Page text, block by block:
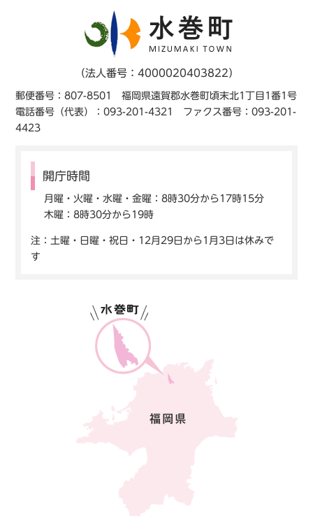
（法人番号：4000020403822）
郵便番号：807-8501 福岡県遠賀郡水巻町頃末北1丁目1番1号
電話番号（代表）：093-201-4321 ファクス番号：093-201-
4423
開庁時間
月曜・火曜・水曜・金曜：8時30分から17時15分
木曜：8時30分から19時
注：土曜・日曜・祝日・12月29日から1月3日は休みで
す